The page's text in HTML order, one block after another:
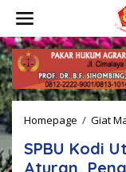
w
a
t
i
k
e
k
o
n
t
Homepage / Giat
SPBU Kodi
Aturan,